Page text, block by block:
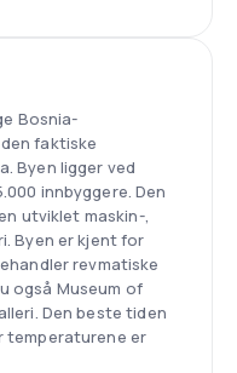
Bosnia-
faktiske
Byen ligger ved
innbyggere. Den
utviklet maskin-,
Byen er kjent for
revmatiske
også Museum of
Den beste tiden
temperaturene er